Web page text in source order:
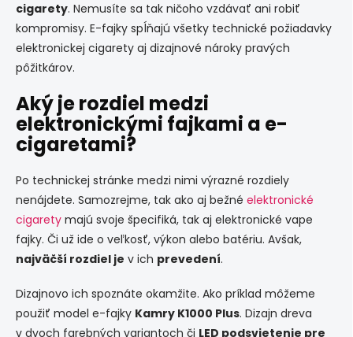
u
cigarety. Nemusíte sa tak ničoho vzdávať ani robiť
kompromisy. E-fajky spĺňajú všetky technické požiadavky
elektronickej cigarety aj dizajnové nároky pravých
pôžitkárov.
Aký je rozdiel medzi
elektronickými fajkami a e-
cigaretami?
Po technickej stránke medzi nimi výrazné rozdiely
nenájdete. Samozrejme, tak ako aj bežné elektronické
cigarety majú svoje špecifiká, tak aj elektronické vape
fajky. Či už ide o veľkosť, výkon alebo batériu. Avšak,
najväčší rozdiel je v ich prevedení.
Dizajnovo ich spoznáte okamžite. Ako príklad môžeme
použiť model e-fajky Kamry K1000 Plus. Dizajn dreva
v dvoch farebných variantoch či LED podsvietenie pre